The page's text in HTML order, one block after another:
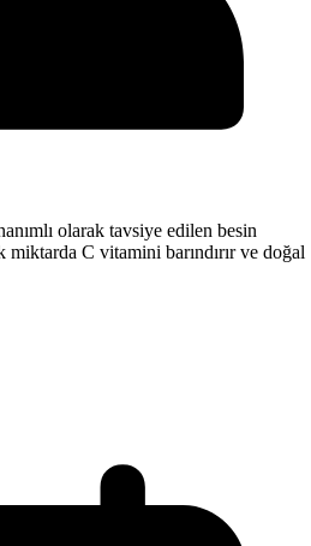
olarak tavsiye edilen besin
miktarda C vitamini barındırır ve doğal